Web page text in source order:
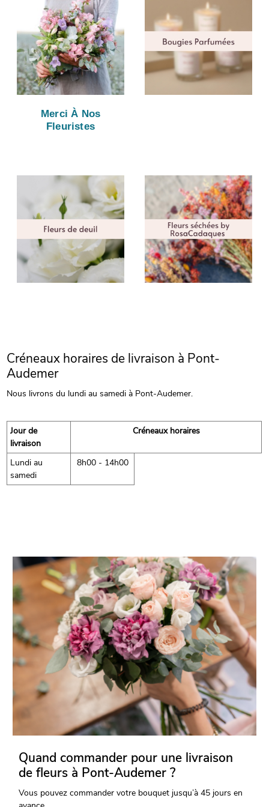
Merci À Nos
Fleuristes
Créneaux horaires de livraison à Pont-
Audemer
Nous livrons du lundi au samedi à Pont-Audemer.
Jour de
livraison
Créneaux horaires
Lundi au
samedi
8h00 - 14h00
Quand commander pour une livraison
de fleurs à Pont-Audemer ?
Vous pouvez commander votre bouquet jusqu’à 45 jours en